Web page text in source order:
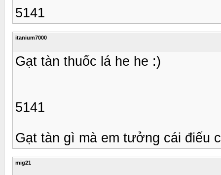
5141
itanium7000
Gạt tàn thuốc lá he he :)
5141
Gạt tàn gì mà em tưởng cái điếu
mig21